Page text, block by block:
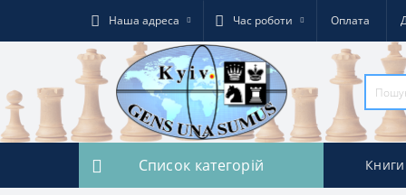
Наша адреса Час роботи Оплата
Список категорій Книги